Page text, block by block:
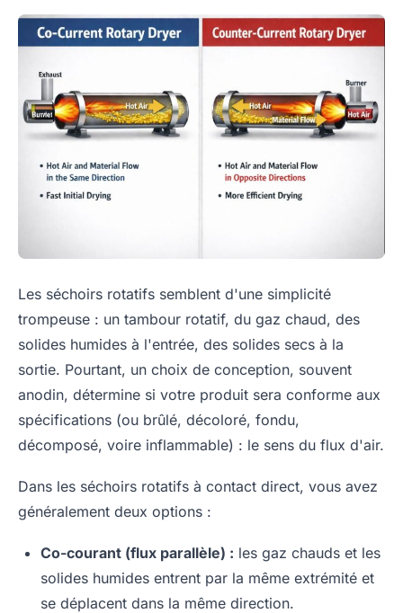
Les séchoirs rotatifs semblent d'une simplicité
trompeuse : un tambour rotatif, du gaz chaud, des
solides humides à l'entrée, des solides secs à la
sortie. Pourtant, un choix de conception, souvent
anodin, détermine si votre produit sera conforme aux
spécifications (ou brûlé, décoloré, fondu,
décomposé, voire inflammable) : le sens du flux d'air.
Dans les séchoirs rotatifs à contact direct, vous avez
généralement deux options :
Co-courant (flux parallèle) : les gaz chauds et les
solides humides entrent par la même extrémité et
se déplacent dans la même direction.